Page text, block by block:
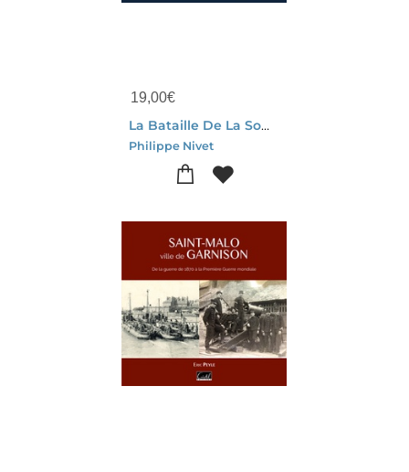
19,00€
La Bataille De La Somme, 1916
Philippe Nivet